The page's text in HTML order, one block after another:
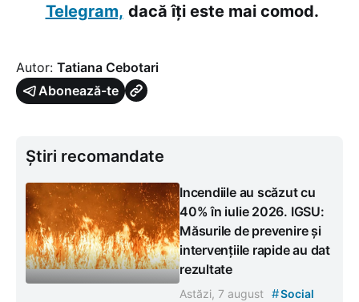
Telegram, dacă îți este mai comod.
Autor: Tatiana Cebotari
Abonează-te
Știri recomandate
Incendiile au scăzut cu
40% în iulie 2026. IGSU:
Măsurile de prevenire și
intervențiile rapide au dat
rezultate
Astăzi, 7 august #Social